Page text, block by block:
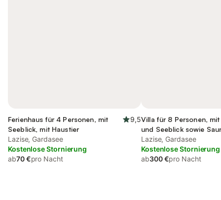
Ferienhaus für 4 Personen, mit
Seeblick, mit Haustier
9,5
Lazise, Gardasee
Kostenlose Stornierung
ab70 €pro Nacht
Villa für 8 Personen,
und Seeblick sowie
Haustier
Lazise, Gardasee
Kostenlose Stornierung
ab300 €pro Nacht